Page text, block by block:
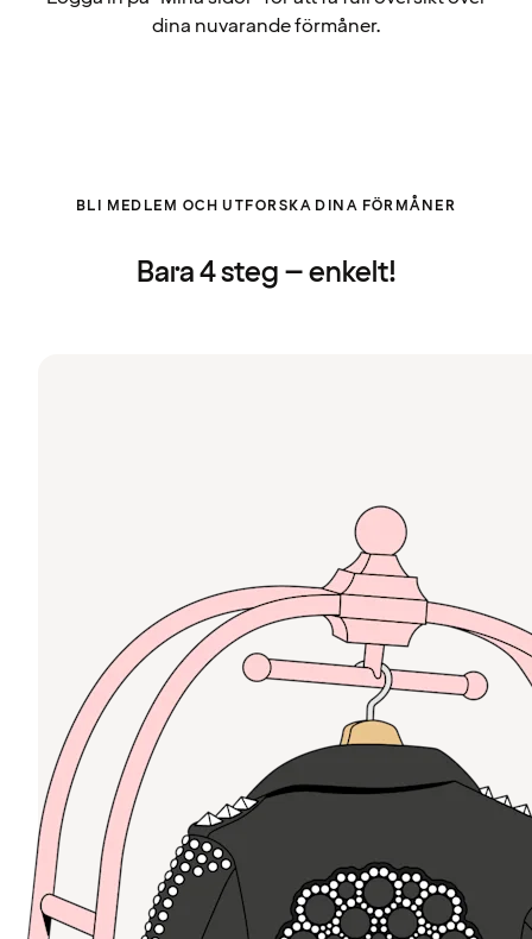
dina nuvarande förmåner.
BLI MEDLEM OCH UTFORSKA DINA FÖRMÅNER
Bara 4 steg – enkelt!